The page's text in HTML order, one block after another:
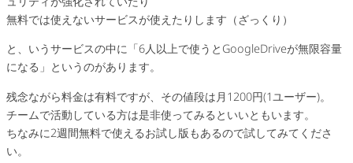
無料では使えないサービスが使えたりします（ざっくり）
と、いうサービスの中に「6人以上で使うとGoogleDriveが無限容量
になる」というのがあります。
残念ながら料金は有料ですが、その値段は月1200円(1ユーザー)。
チームで活動している方は是非使ってみるといいともいます。
ちなみに2週間無料で使えるお試し版もあるので試してみてくださ
い。